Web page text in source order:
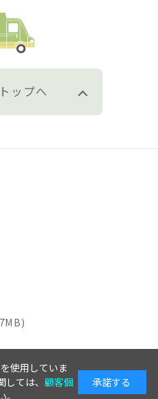
ップへ
使用していま
ては、 顧客個
承諾する